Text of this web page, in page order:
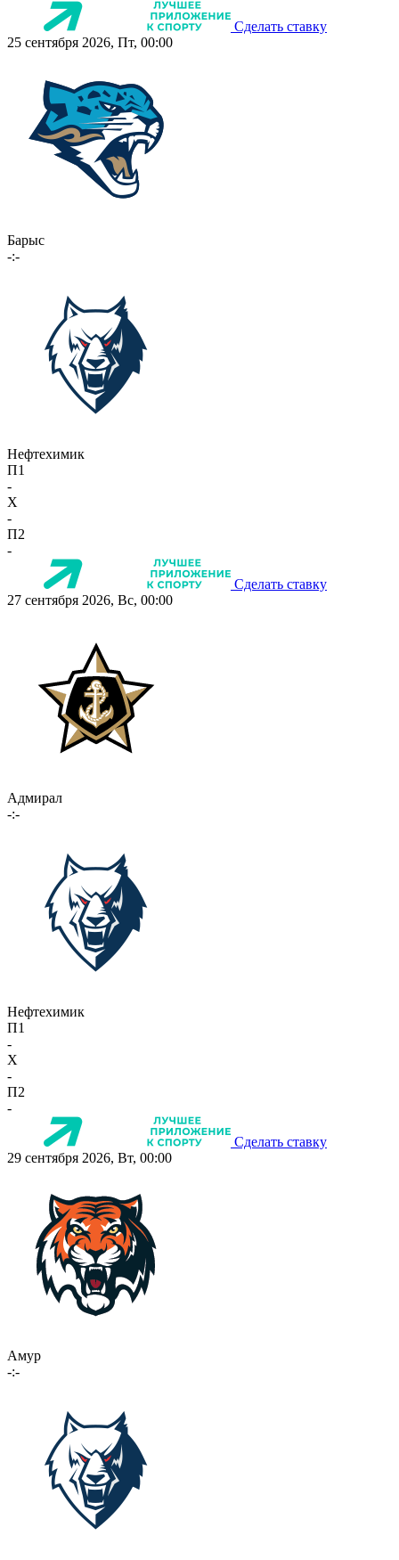
Сделать ставку
25 сентября 2026, Пт, 00:00
Барыс
-:-
Нефтехимик
П1
-
X
-
П2
-
Сделать ставку
27 сентября 2026, Вс, 00:00
Адмирал
-:-
Нефтехимик
П1
-
X
-
П2
-
Сделать ставку
29 сентября 2026, Вт, 00:00
Амур
-:-